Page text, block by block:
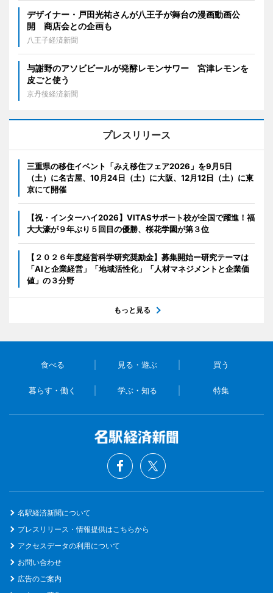
デザイナー・戸田光祐さんが八王子が舞台の漫画動画公
開 商店会との企画も
八王子経済新聞
与謝野のアソビビールが発酵レモンサワー 宮津レモンを
皮ごと使う
京丹後経済新聞
プレスリリース
三重県の移住イベント「みえ移住フェア2026」を9月5日
（土）に名古屋、10月24日（土）に大阪、12月12日（土）に東
京にて開催
【祝・インターハイ2026】VITASサポート校が全国で躍進！福
大大濠が９年ぶり５回目の優勝、桜花学園が第３位
【２０２６年度経営科学研究奨励金】募集開始ー研究テーマは
「AIと企業経営」「地域活性化」「人材マネジメントと企業価
値」の３分野
もっと見る
食べる 見る・遊ぶ 買う
暮らす・働く 学ぶ・知る 特集
名駅経済新聞について
プレスリリース・情報提供はこちらから
アクセスデータの利用について
お問い合わせ
広告のご案内